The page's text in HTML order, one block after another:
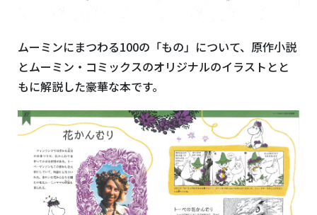
ムーミンにまつわる100の「もの」について、原作小説
とムーミン・コミックスのオリジナルのイラストとと
もに解説した豪華な本です。